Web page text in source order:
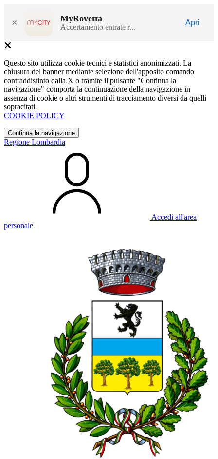
× MyRovetta
Accertamento entrate r...
Apri
Questo sito utilizza cookie tecnici e statistici anonimizzati. La
chiusura del banner mediante selezione dell'apposito comando
contraddistinto dalla X o tramite il pulsante "Continua la
navigazione" comporta la continuazione della navigazione in
assenza di cookie o altri strumenti di tracciamento diversi da quelli
sopracitati.
COOKIE POLICY
Continua la navigazione
Regione Lombardia
Accedi all'area
personale